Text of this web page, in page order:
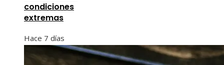
condiciones
extremas
Hace 7 días